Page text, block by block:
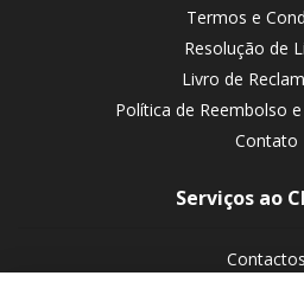
Termos e
Resolução de
Livro de
Política de Reembolso
Contato
Serviços ao
Contactos